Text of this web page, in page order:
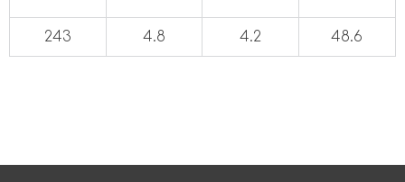
243 4.8 4.2 48.6